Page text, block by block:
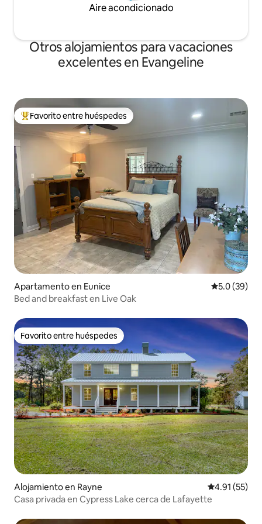
Aire acondicionado
Otros alojamientos para vacaciones
excelentes en Evangeline
Favorito entre huéspedes preferido
Favorito entre huéspedes
Apartamento en Eunice Calificación
5.0 (39)
Bed and breakfast en Live Oak
Favorito entre huéspedes
Favorito entre huéspedes
Alojamiento en Rayne Calificación
4.91 (55)
Casa privada en Cypress Lake cerca de Lafayette